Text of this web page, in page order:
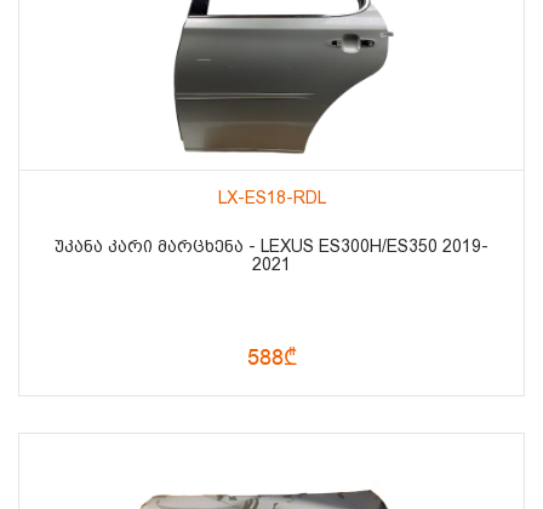
LX-ES18-RDL
ᲣᲙᲐᲜᲐ ᲙᲐᲠᲘ ᲛᲐᲠᲪᲮᲔᲜᲐ - LEXUS ES300H/ES350 2019-
2021
588₾